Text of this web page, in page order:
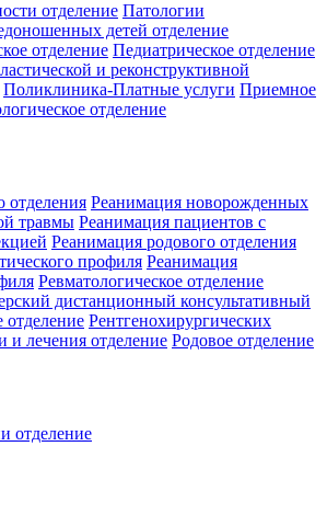
отделение Патологии
детей отделение
отделение Педиатрическое отделение
и реконструктивной
Поликлиника-Платные услуги Приемное
отделение
отделения Реанимация новорожденных
травмы Реанимация пациентов с
Реанимация родового отделения
профиля Реанимация
Ревматологическое отделение
дистанционный консультативный
отделение Рентгенохирургических
и лечения отделение Родовое отделение
отделение